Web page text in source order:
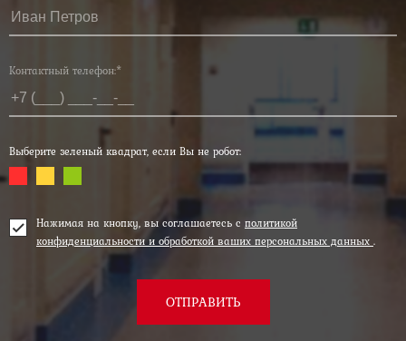
Контактный телефон:*
Выберите зеленый квадрат, если Вы не робот:
Нажимая на кнопку, вы соглашаетесь с политикой
конфиденциальности и обработкой ваших персональных данных .
ОТПРАВИТЬ